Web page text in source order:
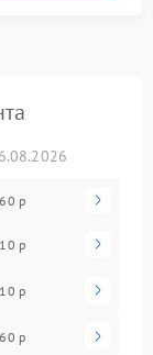
р
р
р
р